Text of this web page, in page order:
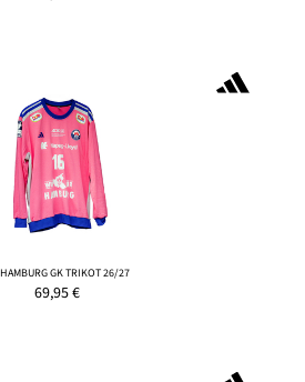
GK TRIKOT 26/27
69,95€